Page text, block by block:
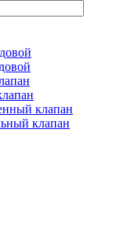
клапан
клапан